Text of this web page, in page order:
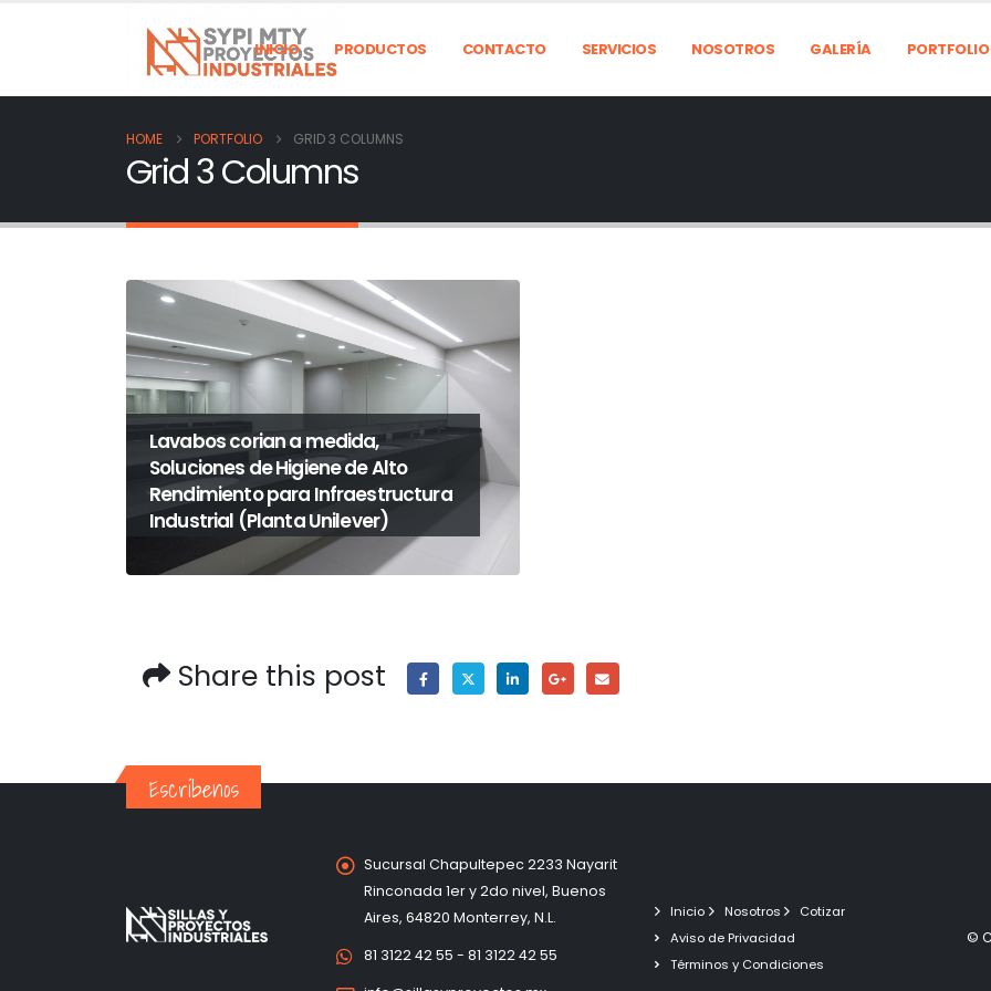
INICIO PRODUCTOS CONTACTO SERVICIOS NOSOTROS GALERÍA PORTFOLIO
HOME PORTFOLIO GRID 3 COLUMNS
Grid 3 Columns
Lavabos corian a medida,
Soluciones de Higiene de Alto
Rendimiento para Infraestructura
Industrial (Planta Unilever)
Share this post
Escríbenos
Sucursal Chapultepec 2233 Nayarit
Rinconada 1er y 2do nivel, Buenos
Aires, 64820 Monterrey, N.L.
81 3122 42 55 - 81 3122 42 55
Inicio Nosotros
Cotizar
Aviso de Privacidad
Términos y Condiciones
©